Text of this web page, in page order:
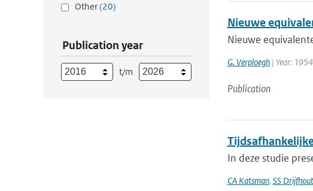
Other(20)
Publication year
t/m
Nieuwe
Nieuwe
G. Verploegh| Year:
Publication
In deze studie
CA Katsman, SS Drijfhout